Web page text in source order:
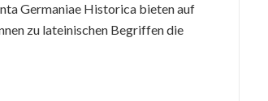
Germaniae Historica bieten auf
zu lateinischen Begriffen die